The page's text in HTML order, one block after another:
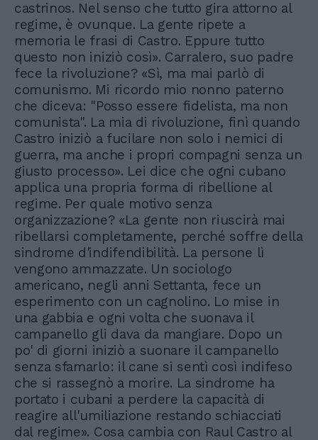
castrinos. Nel senso che tutto gira attorno al
regime, è ovunque. La gente ripete a
memoria le frasi di Castro. Eppure tutto
questo non iniziò così». Carralero, suo padre
fece la rivoluzione? «Sì, ma mai parlò di
comunismo. Mi ricordo mio nonno paterno
che diceva: "Posso essere fidelista, ma non
comunista". La mia di rivoluzione, finì quando
Castro iniziò a fucilare non solo i nemici di
guerra, ma anche i propri compagni senza un
giusto processo». Lei dice che ogni cubano
applica una propria forma di ribellione al
regime. Per quale motivo senza
organizzazione? «La gente non riuscirà mai
ribellarsi completamente, perché soffre della
sindrome d'indifendibilità. La persone lì
vengono ammazzate. Un sociologo
americano, negli anni Settanta, fece un
esperimento con un cagnolino. Lo mise in
una gabbia e ogni volta che suonava il
campanello gli dava da mangiare. Dopo un
po' di giorni iniziò a suonare il campanello
senza sfamarlo: il cane si sentì così indifeso
che si rassegnò a morire. La sindrome ha
portato i cubani a perdere la capacità di
reagire all'umiliazione restando schiacciati
dal regime». Cosa cambia con Raul Castro al